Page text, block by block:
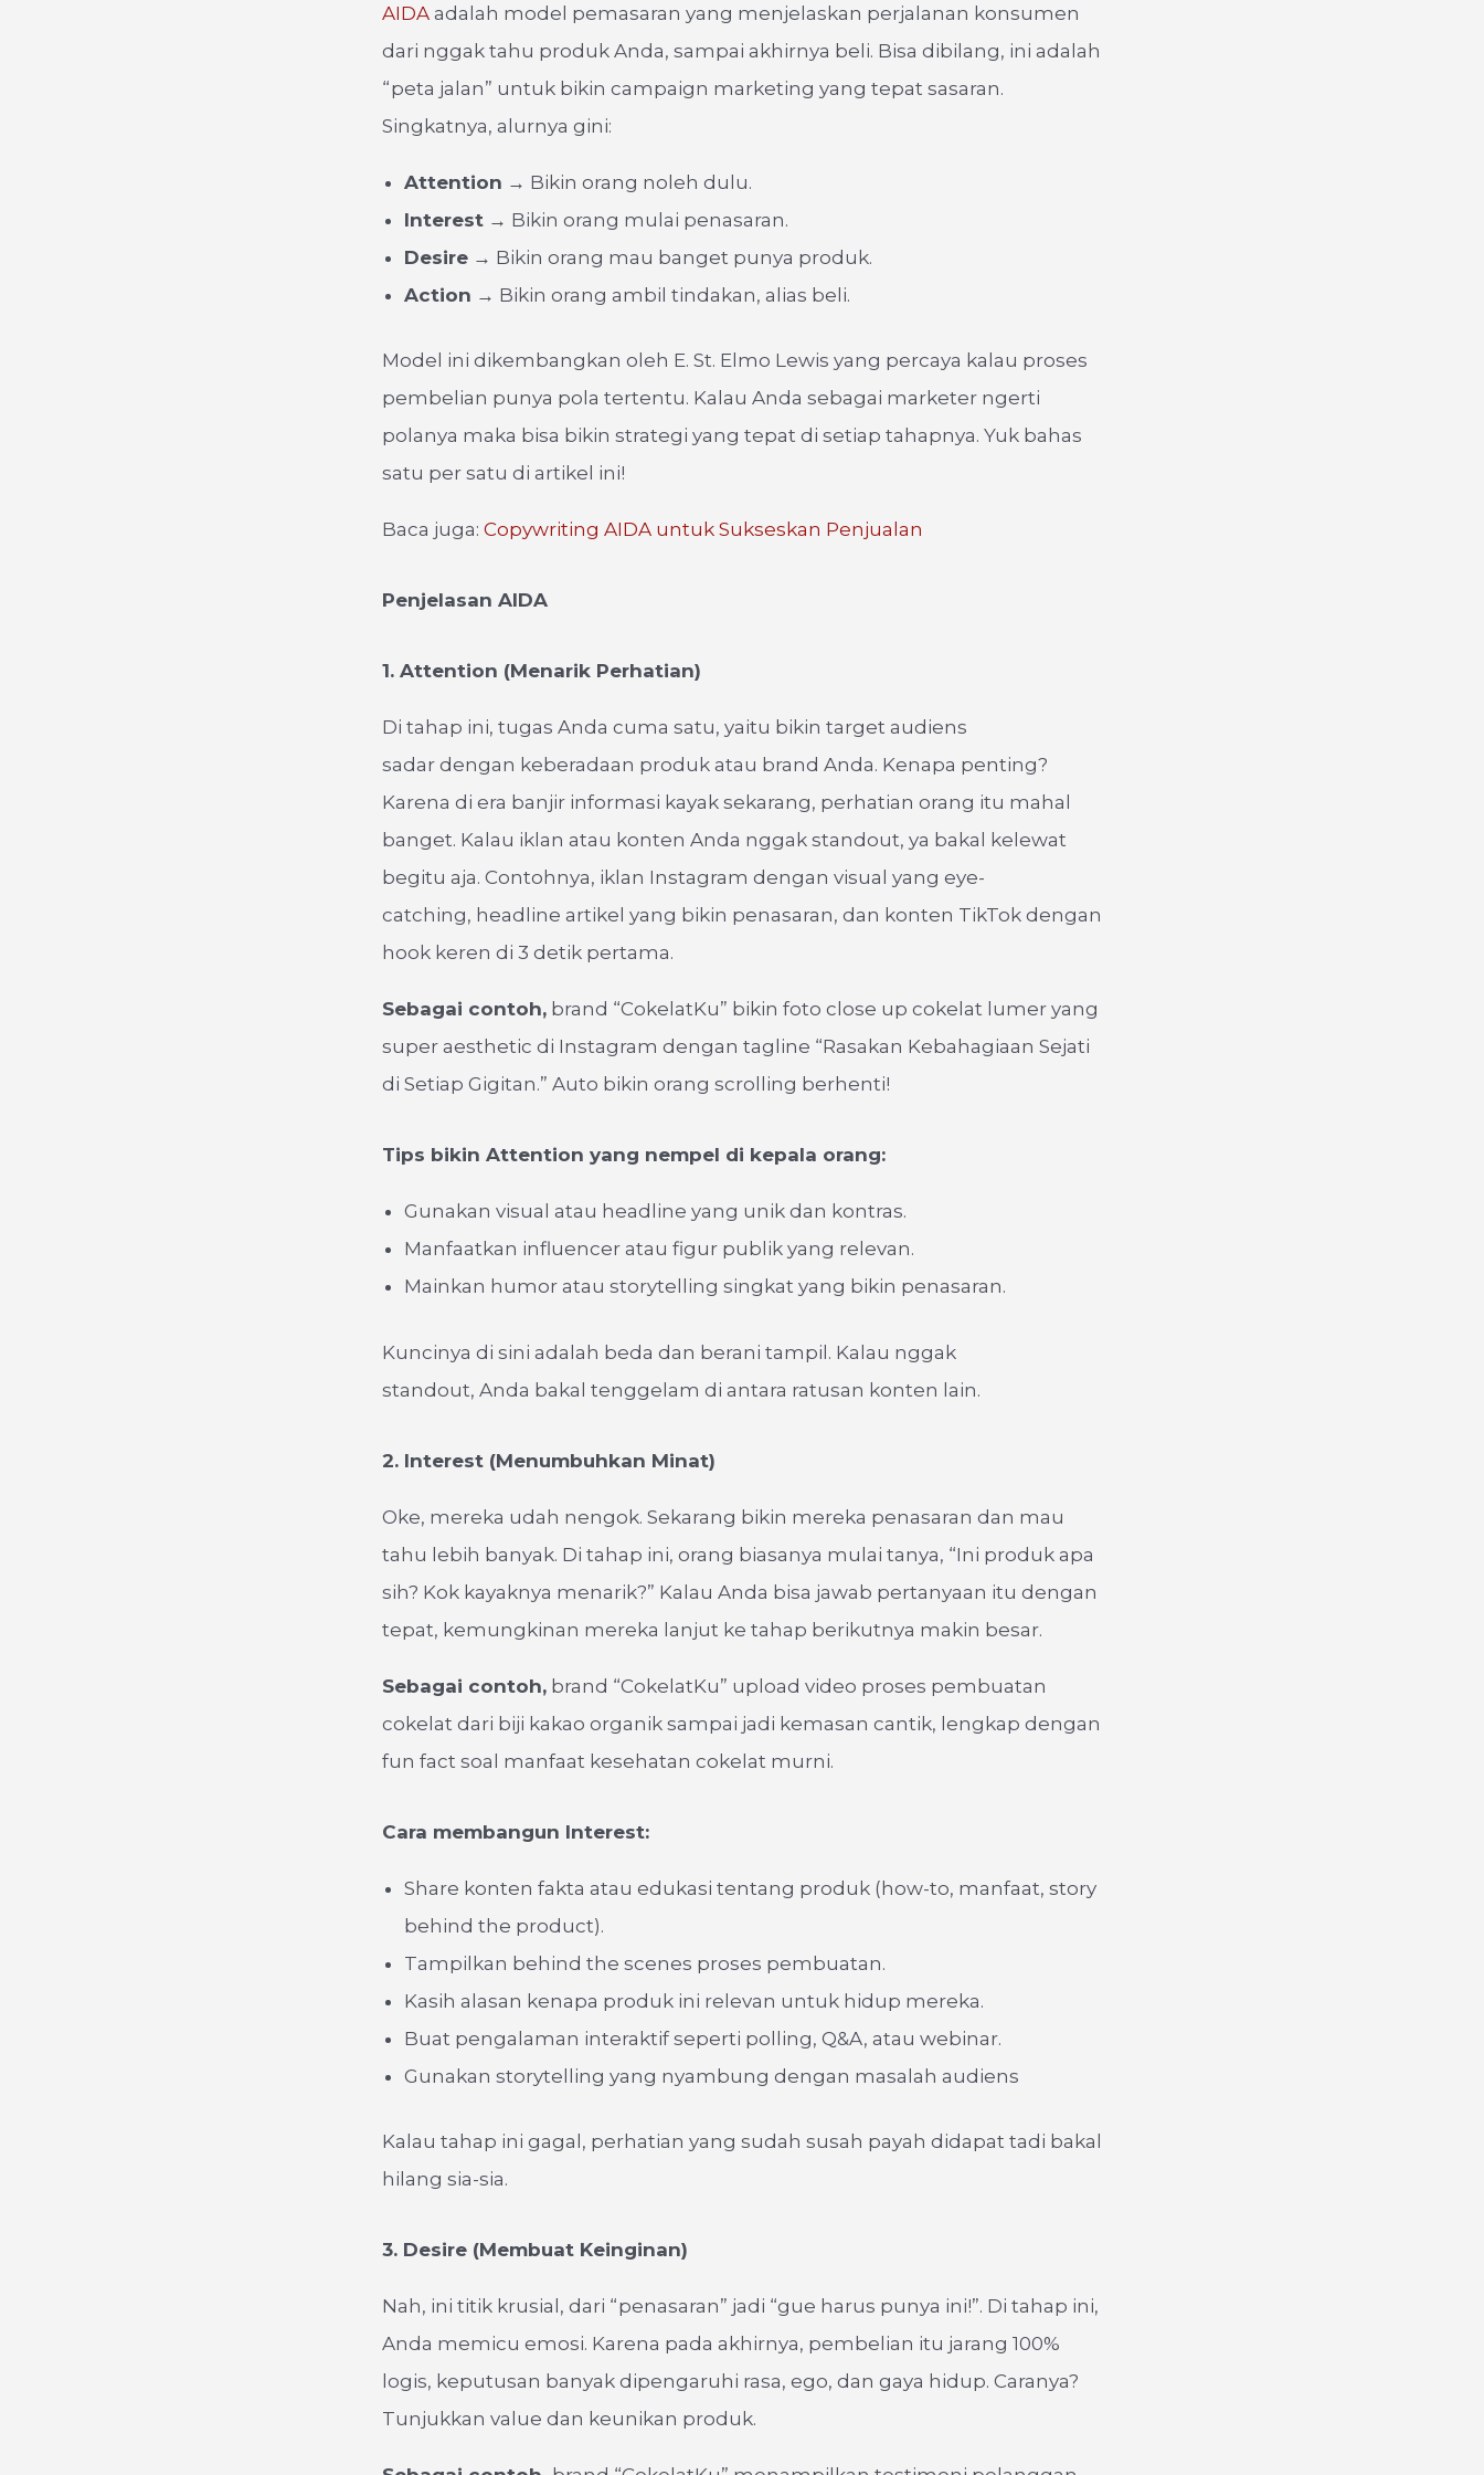
AIDA adalah model pemasaran yang menjelaskan perjalanan konsumen
dari nggak tahu produk Anda, sampai akhirnya beli. Bisa dibilang, ini adalah
“peta jalan” untuk bikin campaign marketing yang tepat sasaran.
Singkatnya, alurnya gini:
Attention → Bikin orang noleh dulu.
Interest → Bikin orang mulai penasaran.
Desire → Bikin orang mau banget punya produk.
Action → Bikin orang ambil tindakan, alias beli.
Model ini dikembangkan oleh E. St. Elmo Lewis yang percaya kalau proses
pembelian punya pola tertentu. Kalau Anda sebagai marketer ngerti
polanya maka bisa bikin strategi yang tepat di setiap tahapnya. Yuk bahas
satu per satu di artikel ini!
Baca juga: Copywriting AIDA untuk Sukseskan Penjualan
Penjelasan AIDA
1. Attention (Menarik Perhatian)
Di tahap ini, tugas Anda cuma satu, yaitu bikin target audiens
sadar dengan keberadaan produk atau brand Anda. Kenapa penting?
Karena di era banjir informasi kayak sekarang, perhatian orang itu mahal
banget. Kalau iklan atau konten Anda nggak standout, ya bakal kelewat
begitu aja. Contohnya, iklan Instagram dengan visual yang eye-
catching, headline artikel yang bikin penasaran, dan konten TikTok dengan
hook keren di 3 detik pertama.
Sebagai contoh, brand “CokelatKu” bikin foto close up cokelat lumer yang
super aesthetic di Instagram dengan tagline “Rasakan Kebahagiaan Sejati
di Setiap Gigitan.” Auto bikin orang scrolling berhenti!
Tips bikin Attention yang nempel di kepala orang:
Gunakan visual atau headline yang unik dan kontras.
Manfaatkan influencer atau figur publik yang relevan.
Mainkan humor atau storytelling singkat yang bikin penasaran.
Kuncinya di sini adalah beda dan berani tampil. Kalau nggak
standout, Anda bakal tenggelam di antara ratusan konten lain.
2. Interest (Menumbuhkan Minat)
Oke, mereka udah nengok. Sekarang bikin mereka penasaran dan mau
tahu lebih banyak. Di tahap ini, orang biasanya mulai tanya, “Ini produk apa
sih? Kok kayaknya menarik?” Kalau Anda bisa jawab pertanyaan itu dengan
tepat, kemungkinan mereka lanjut ke tahap berikutnya makin besar.
Sebagai contoh, brand “CokelatKu” upload video proses pembuatan
cokelat dari biji kakao organik sampai jadi kemasan cantik, lengkap dengan
fun fact soal manfaat kesehatan cokelat murni.
Cara membangun Interest:
Share konten fakta atau edukasi tentang produk (how-to, manfaat, story
behind the product).
Tampilkan behind the scenes proses pembuatan.
Kasih alasan kenapa produk ini relevan untuk hidup mereka.
Buat pengalaman interaktif seperti polling, Q&A, atau webinar.
Gunakan storytelling yang nyambung dengan masalah audiens
Kalau tahap ini gagal, perhatian yang sudah susah payah didapat tadi bakal
hilang sia-sia.
3. Desire (Membuat Keinginan)
Nah, ini titik krusial, dari “penasaran” jadi “gue harus punya ini!”. Di tahap ini,
Anda memicu emosi. Karena pada akhirnya, pembelian itu jarang 100%
logis, keputusan banyak dipengaruhi rasa, ego, dan gaya hidup. Caranya?
Tunjukkan value dan keunikan produk.